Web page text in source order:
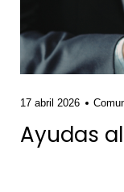
17 abril 2026
Ayudas